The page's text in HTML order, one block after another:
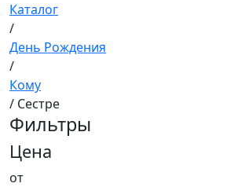
Каталог
/
День Рождения
/
Кому
/ Сестре
Фильтры
Цена
от